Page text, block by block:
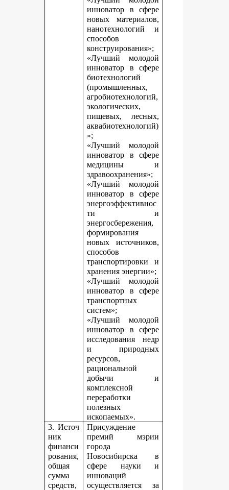
инноватор в сфере
новых материалов,
нанотехнологий и
способов
конструирования»;
«Лучший молодой
инноватор в сфере
биотехнологий
(промышленных,
агробиотехнологий,
экологических,
пищевых, лесных,
аквабиотехнологий)
»;
«Лучший молодой
инноватор в сфере
медицины и
здравоохранения»;
«Лучший молодой
инноватор в сфере
энергоэффективнос
ти и
энергосбережения,
формирования
новых источников,
способов
транспортировки и
хранения энергии»;
«Лучший молодой
инноватор в сфере
транспортных
систем»;
«Лучший молодой
инноватор в сфере
исследования недр
и природных
ресурсов,
рациональной
добычи и
комплексной
переработки
полезных
ископаемых».
3. Источ
ник
финанси
рования,
общая
сумма
средств,
Присуждение
премий мэрии
города
Новосибирска в
сфере науки и
инноваций
осуществляется за